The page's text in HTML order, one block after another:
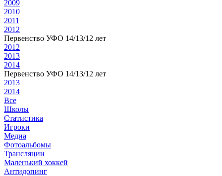
2009
2010
2011
2012
Первенство УФО 14/13/12 лет
2012
2013
2014
Первенство УФО 14/13/12 лет
2013
2014
Все
Школы
Статистика
Игроки
Медиа
Фотоальбомы
Трансляции
Маленький хоккей
Антидопинг